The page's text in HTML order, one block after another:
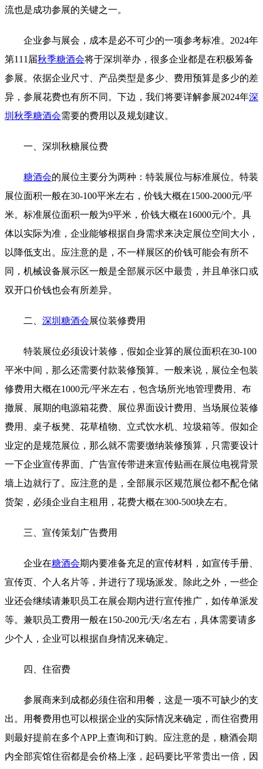
流也是成功参展的关键之一。
企业参与展会，成本是必不可少的一项参考标准。2024年
第111届秋季糖酒会将于深圳举办，很多企业都是在积极筹备
参展。依据企业尺寸、产品类型是多少、费用预算是多少的差
异，参展花费也有所不同。下边，我们将要详解参展2024年深
圳秋季糖酒会需要的费用以及规划建议。
一、深圳秋糖展位费
糖酒会的展位主要分为两种：特装展位与标准展位。特装
展位面积一般在30-100平米左右，价钱大概在1500-2000元/平
米。标准展位面积一般为9平米，价钱大概在16000元/个。具
体以实际为准，企业能够根据自身需求来决定展位空间大小，
以降低支出。应注意的是，不一样展区的价钱可能会有所不
同，机械设备展示区一般是全部展示区中最贵，并且单张口或
双开口价钱也会有所差异。
二、 深圳糖酒会展位装修费用
特装展位必须设计装修，假如企业算的展位面积在30-100
平米中间，那么还需要付款装修预算。一般来说，展位全包装
修费用大概在1000元/平米左右，包含场所光地管理费用、布
撤展、展期的电源箱花费、展位界面设计费用、当场展位装修
费用、桌子板凳、花草植物、立式饮水机、垃圾箱等。假如企
业定的是规范展位，那么就不需要缴纳装修预算，只需要设计
一下企业宣传界面、广告宣传带进来宣传贴画在展位电视背景
墙上边就行了。应注意的是，全部展示区规范展位都不配仓储
货架，必须企业自主租用，花费大概在300-500块左右。
三、宣传策划广告费用
企业在糖酒会期内要准备充足的宣传材料，如宣传手册、
宣传页、个人名片等，并进行了现场派发。除此之外，一些企
业还会继续请兼职员工在展会期内进行宣传推广，如传单派发
等。兼职员工费用一般在150-200元/天/名左右，具体需要请多
少个人，企业可以根据自身情况来确定。
四、住宿费
参展商来到成都必须住宿和用餐，这是一项不可缺少的支
出。用餐费用也可以根据企业的实际情况来确定，而住宿费用
则最好提前在多个APP上查询和订购。应注意的是，糖酒会期
内全部宾馆住宿都是会价格上涨，起码要比平常贵出一倍，因